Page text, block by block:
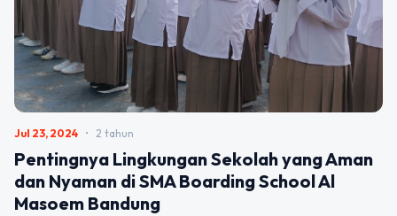
Jul 23, 2024 • 2 tahun
Pentingnya Lingkungan Sekolah yang Aman
dan Nyaman di SMA Boarding School Al
Masoem Bandung